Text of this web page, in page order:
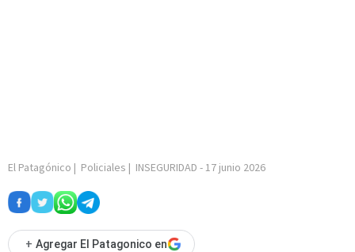
El Patagónico | Policiales | INSEGURIDAD - 17 junio 2026
+ Agregar El Patagonico en